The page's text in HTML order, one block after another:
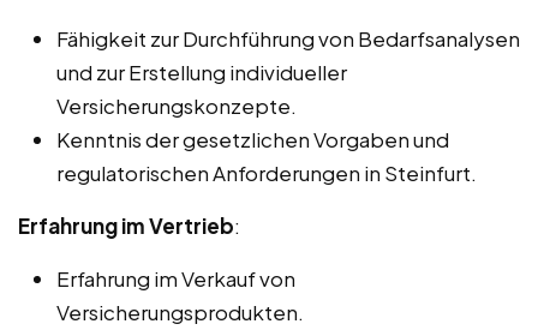
Fähigkeit zur Durchführung von Bedarfsanalysen
und zur Erstellung individueller
Versicherungskonzepte.
Kenntnis der gesetzlichen Vorgaben und
regulatorischen Anforderungen in Steinfurt.
Erfahrung im Vertrieb:
Erfahrung im Verkauf von
Versicherungsprodukten.